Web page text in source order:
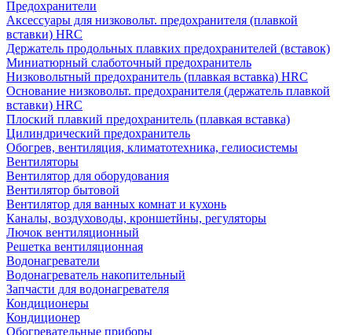
Предохранители
Аксессуары для низковольт. предохранителя (плавкой
вставки) HRC
Держатель продольных плавких предохранителей (вставок)
Миниатюрный слаботочный предохранитель
Низковольтный предохранитель (плавкая вставка) HRC
Основание низковольт. предохранителя (держатель плавкой
вставки) HRC
Плоский плавкий предохранитель (плавкая вставка)
Цилиндрический предохранитель
Обогрев, вентиляция, климатотехника, гелиосистемы
Вентиляторы
Вентилятор для оборудования
Вентилятор бытовой
Вентилятор для ванных комнат и кухонь
Каналы, воздуховоды, кроншетйны, регуляторы
Лючок вентиляционный
Решетка вентиляционная
Водонагреватели
Водонагреватель накопительный
Запчасти для водонагревателя
Кондиционеры
Кондиционер
Обогревательные приборы